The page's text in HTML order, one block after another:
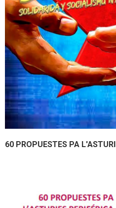
60 PROPUESTES PA